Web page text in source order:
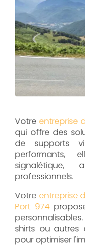
Votre entreprise
qui offre des
de supports
performants,
professionnels.
Votre entreprise
Port 974
shirts ou autres
pour optimiser